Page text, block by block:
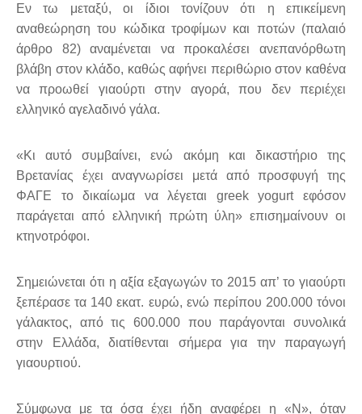
Εν τω μεταξύ, οι ίδιοι τονίζουν ότι η επικείμενη
αναθεώρηση του κώδικα τροφίμων και ποτών (παλαιό
άρθρο 82) αναμένεται να προκαλέσει ανεπανόρθωτη
βλάβη στον κλάδο, καθώς αφήνει περιθώριο στον καθένα
να προωθεί γιαούρτι στην αγορά, που δεν περιέχει
ελληνικό αγελαδινό γάλα.
«Κι αυτό συμβαίνει, ενώ ακόμη και δικαστήριο της
Βρετανίας έχει αναγνωρίσει μετά από προσφυγή της
ΦΑΓΕ το δικαίωμα να λέγεται greek yogurt εφόσον
παράγεται από ελληνική πρώτη ύλη» επισημαίνουν οι
κτηνοτρόφοι.
Σημειώνεται ότι η αξία εξαγωγών το 2015 απ’ το γιαούρτι
ξεπέρασε τα 140 εκατ. ευρώ, ενώ περίπου 200.000 τόνοι
γάλακτος, από τις 600.000 που παράγονται συνολικά
στην Ελλάδα, διατίθενται σήμερα για την παραγωγή
γιαουρτιού.
Σύμφωνα με τα όσα έχει ήδη αναφέρει η «Ν», όταν